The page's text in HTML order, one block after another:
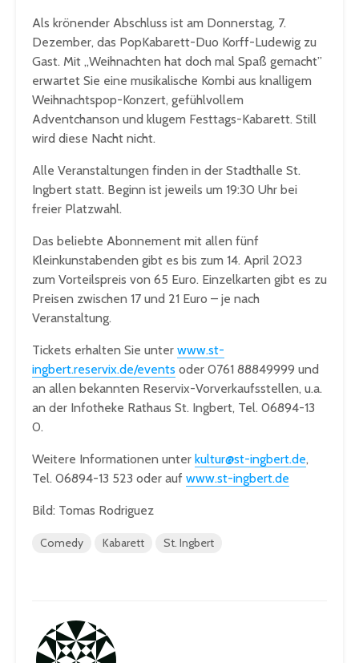
Als krönender Abschluss ist am Donnerstag, 7.
Dezember, das PopKabarett-Duo Korff-Ludewig zu
Gast. Mit „Weihnachten hat doch mal Spaß gemacht”
erwartet Sie eine musikalische Kombi aus knalligem
Weihnachtspop-Konzert, gefühlvollem
Adventchanson und klugem Festtags-Kabarett. Still
wird diese Nacht nicht.
Alle Veranstaltungen finden in der Stadthalle St.
Ingbert statt. Beginn ist jeweils um 19:30 Uhr bei
freier Platzwahl.
Das beliebte Abonnement mit allen fünf
Kleinkunstabenden gibt es bis zum 14. April 2023
zum Vorteilspreis von 65 Euro. Einzelkarten gibt es zu
Preisen zwischen 17 und 21 Euro – je nach
Veranstaltung.
Tickets erhalten Sie unter www.st-
ingbert.reservix.de/events oder 0761 88849999 und
an allen bekannten Reservix-Vorverkaufsstellen, u.a.
an der Infotheke Rathaus St. Ingbert, Tel. 06894-13
0.
Weitere Informationen unter kultur@st-ingbert.de,
Tel. 06894-13 523 oder auf www.st-ingbert.de
Bild: Tomas Rodriguez
Comedy Kabarett St. Ingbert